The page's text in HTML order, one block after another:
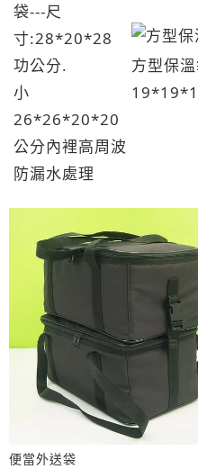
袋---尺
寸:28*20*28
功公分.
小
26*26*20*20
公分內裡高周波
防漏水處理
方型保
便當外送袋